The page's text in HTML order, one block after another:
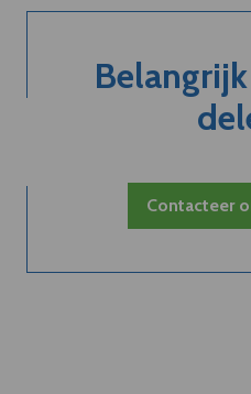
Contacteer